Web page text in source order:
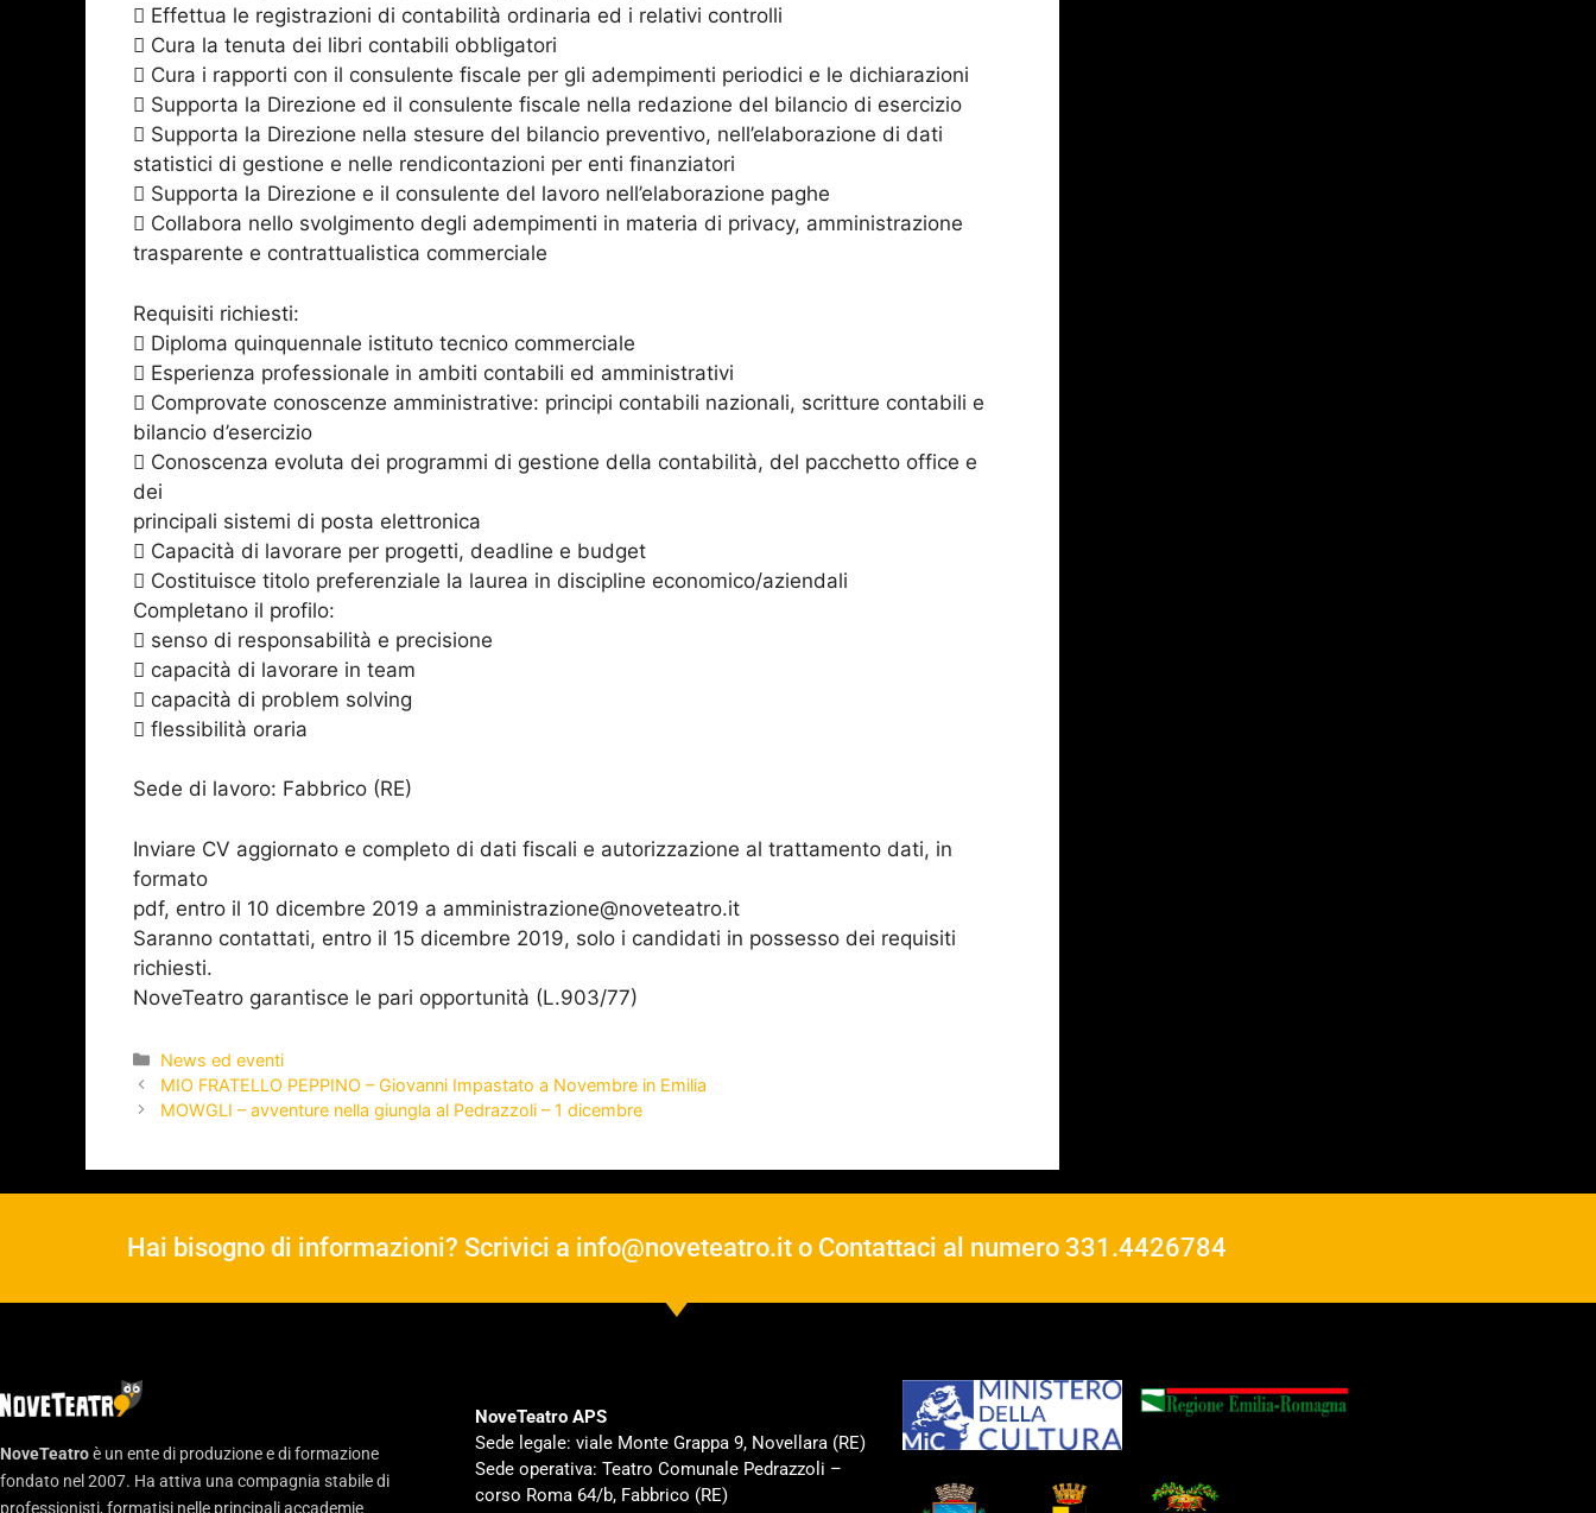
 Effettua le registrazioni di contabilità ordinaria ed i relativi controlli
 Cura la tenuta dei libri contabili obbligatori
 Cura i rapporti con il consulente fiscale per gli adempimenti periodici e le dichiarazioni
 Supporta la Direzione ed il consulente fiscale nella redazione del bilancio di esercizio
 Supporta la Direzione nella stesure del bilancio preventivo, nell’elaborazione di dati
statistici di gestione e nelle rendicontazioni per enti finanziatori
 Supporta la Direzione e il consulente del lavoro nell’elaborazione paghe
 Collabora nello svolgimento degli adempimenti in materia di privacy, amministrazione
trasparente e contrattualistica commerciale
Requisiti richiesti:
 Diploma quinquennale istituto tecnico commerciale
 Esperienza professionale in ambiti contabili ed amministrativi
 Comprovate conoscenze amministrative: principi contabili nazionali, scritture contabili e
bilancio d’esercizio
 Conoscenza evoluta dei programmi di gestione della contabilità, del pacchetto office e
dei
principali sistemi di posta elettronica
 Capacità di lavorare per progetti, deadline e budget
 Costituisce titolo preferenziale la laurea in discipline economico/aziendali
Completano il profilo:
 senso di responsabilità e precisione
 capacità di lavorare in team
 capacità di problem solving
 flessibilità oraria
Sede di lavoro: Fabbrico (RE)
Inviare CV aggiornato e completo di dati fiscali e autorizzazione al trattamento dati, in
formato
pdf, entro il 10 dicembre 2019 a amministrazione@noveteatro.it
Saranno contattati, entro il 15 dicembre 2019, solo i candidati in possesso dei requisiti
richiesti.
NoveTeatro garantisce le pari opportunità (L.903/77)
News ed eventi
MIO FRATELLO PEPPINO – Giovanni Impastato a Novembre in Emilia
MOWGLI – avventure nella giungla al Pedrazzoli – 1 dicembre
Hai bisogno di informazioni? Scrivici a info@noveteatro.it o Contattaci al numero 331.4426784
NoveTeatroè un ente di produzione e di formazione
fondato nel 2007. Ha attiva una compagnia stabile di
professionisti, formatisi nelle principali accademie
NoveTeatro APS
Sede legale: viale Monte Grappa 9, Novellara (RE)
Sede operativa: Teatro Comunale Pedrazzoli –
corso Roma 64/b, Fabbrico (RE)